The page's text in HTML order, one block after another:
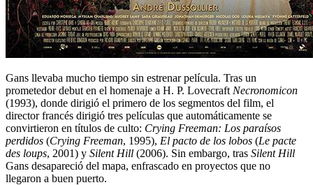
Gans llevaba mucho tiempo sin estrenar película. Tras un
prometedor debut en el homenaje a H. P. Lovecraft Necronomicon
(1993), donde dirigió el primero de los segmentos del film, el
director francés dirigió tres películas que automáticamente se
convirtieron en títulos de culto: Crying Freeman: Los paraísos
perdidos (Crying Freeman, 1995), El pacto de los lobos (Le pacte
des loups, 2001) y Silent Hill (2006). Sin embargo, tras Silent Hill
Gans desapareció del mapa, enfrascado en proyectos que no
llegaron a buen puerto.